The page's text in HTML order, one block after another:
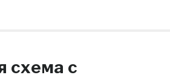
схема с